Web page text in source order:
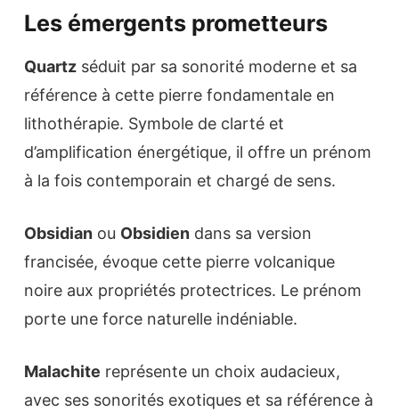
Les émergents prometteurs
Quartz séduit par sa sonorité moderne et sa
référence à cette pierre fondamentale en
lithothérapie. Symbole de clarté et
d’amplification énergétique, il offre un prénom
à la fois contemporain et chargé de sens.
Obsidian ou Obsidien dans sa version
francisée, évoque cette pierre volcanique
noire aux propriétés protectrices. Le prénom
porte une force naturelle indéniable.
Malachite représente un choix audacieux,
avec ses sonorités exotiques et sa référence à